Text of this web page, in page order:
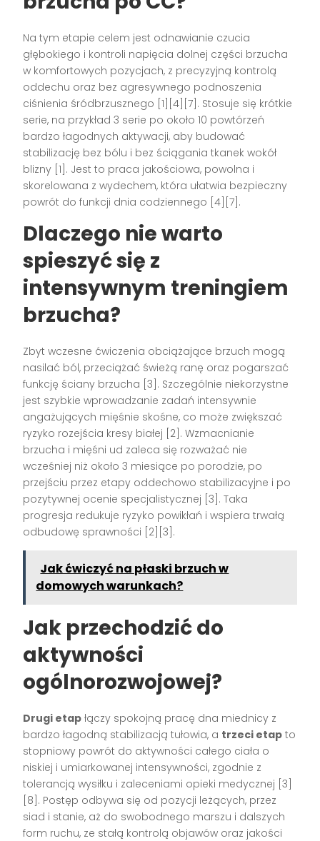
Na tym etapie celem jest odnawianie czucia
głębokiego i kontroli napięcia dolnej części brzucha
w komfortowych pozycjach, z precyzyjną kontrolą
oddechu oraz bez agresywnego podnoszenia
ciśnienia śródbrzusznego [1][4][7]. Stosuje się krótkie
serie, na przykład 3 serie po około 10 powtórzeń
bardzo łagodnych aktywacji, aby budować
stabilizację bez bólu i bez ściągania tkanek wokół
blizny [1]. Jest to praca jakościowa, powolna i
skorelowana z wydechem, która ułatwia bezpieczny
powrót do funkcji dnia codziennego [4][7].
Dlaczego nie warto
spieszyć się z
intensywnym treningiem
brzucha?
Zbyt wczesne ćwiczenia obciążające brzuch mogą
nasilać ból, przeciążać świeżą ranę oraz pogarszać
funkcję ściany brzucha [3]. Szczególnie niekorzystne
jest szybkie wprowadzanie zadań intensywnie
angażujących mięśnie skośne, co może zwiększać
ryzyko rozejścia kresy białej [2]. Wzmacnianie
brzucha i mięśni ud zaleca się rozważać nie
wcześniej niż około 3 miesiące po porodzie, po
przejściu przez etapy oddechowo stabilizacyjne i po
pozytywnej ocenie specjalistycznej [3]. Taka
progresja redukuje ryzyko powikłań i wspiera trwałą
odbudowę sprawności [2][3].
Jak ćwiczyć na płaski brzuch w
domowych warunkach?
Jak przechodzić do
aktywności
ogólnorozwojowej?
Drugi etap łączy spokojną pracę dna miednicy z
bardzo łagodną stabilizacją tułowia, a trzeci etap to
stopniowy powrót do aktywności całego ciała o
niskiej i umiarkowanej intensywności, zgodnie z
tolerancją wysiłku i zaleceniami opieki medycznej [3]
[8]. Postęp odbywa się od pozycji leżących, przez
siad i stanie, aż do swobodnego marszu i dalszych
form ruchu, ze stałą kontrolą objawów oraz jakości